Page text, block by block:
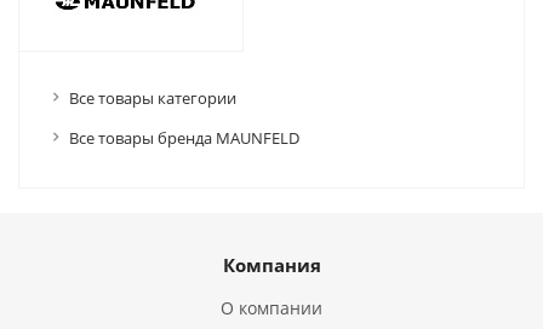
Все товары категории
Все товары бренда MAUNFELD
Компания
О компании